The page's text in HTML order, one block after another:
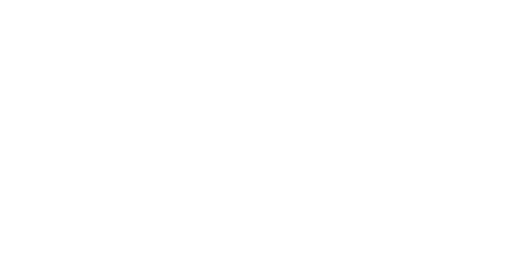
ergonômico, qualidade duradoura e um design elegante, o Conjunto Solteiro Ecoflex Relax Comfort
transformando seu quarto em um espaço de descanso acolhedor e agradável
boa ventilação, contribuindo para a regulação da temperatura corporal e proporcionando um ambiente
(box), proporcionando uma solução integrada e pronta para uso.
diversos estilos de decoração de quarto.
garantem resistência e durabilidade ao conjunto, mantendo suas características por um longo período de